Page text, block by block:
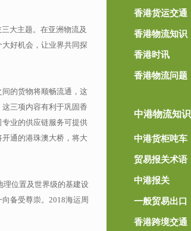
大主题。在亚洲物流及
好机会，让业界共同探
的货物将顺畅流通，这
三项内容有利于巩固香
业的供应链服务可提供
通的港珠澳大桥，将大
理位置及世界级的基建设
备受尊崇。2018海运周
香港货运交通
香港物流知识
香港时讯
香港物流问题
中港物流知识
中港货柜吨车
贸易报关术语
中港报关
一般贸易出口
香港跨境交通